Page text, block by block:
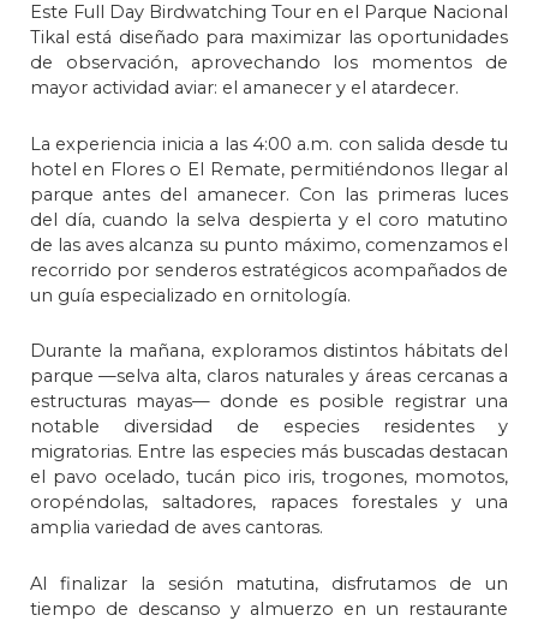
Este Full Day Birdwatching Tour en el Parque Nacional
Tikal está diseñado para maximizar las oportunidades
de observación, aprovechando los momentos de
mayor actividad aviar: el amanecer y el atardecer.
La experiencia inicia a las 4:00 a.m. con salida desde tu
hotel en Flores o El Remate, permitiéndonos llegar al
parque antes del amanecer. Con las primeras luces
del día, cuando la selva despierta y el coro matutino
de las aves alcanza su punto máximo, comenzamos el
recorrido por senderos estratégicos acompañados de
un guía especializado en ornitología.
Durante la mañana, exploramos distintos hábitats del
parque —selva alta, claros naturales y áreas cercanas a
estructuras mayas— donde es posible registrar una
notable diversidad de especies residentes y
migratorias. Entre las especies más buscadas destacan
el pavo ocelado, tucán pico iris, trogones, momotos,
oropéndolas, saltadores, rapaces forestales y una
amplia variedad de aves cantoras.
Al finalizar la sesión matutina, disfrutamos de un
tiempo de descanso y almuerzo en un restaurante